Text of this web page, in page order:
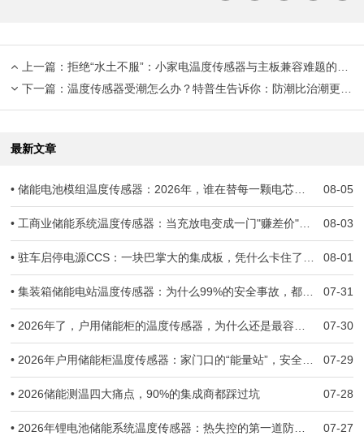
上一篇： 拒绝“水土不服”：小家电温度传感器与主板兼容难题的破局之道
下一篇： 温度传感器受潮怎么办？特普生告诉你：防潮比治潮更重要
最新文章
08-05
• 储能电池模组温度传感器：2026年，谁在替每一颗电芯守住生死线？
08-03
• 工商业储能系统温度传感器：当充放电变成一门"赚差价"的生意，温度一旦失准，亏的就是真金白银
08-01
• 驻车启停电源CCS：一块巴掌大的集成板，凭什么卡住了几十万辆车子的交付？
07-31
• 集装箱储能电站温度传感器：为什么99%的安全事故，都跟温度监测失准有关
07-30
• 2026年了，户用储能柜的温度传感器，为什么还是最容易被忽视的那一环？
07-29
• 2026年户用储能柜温度传感器：家门口的“能量站”，安全防线守住了吗？
07-28
• 2026储能测温四大痛点，90%的集成商都踩过坑
07-27
• 2026年锂电池储能系统温度传感器：热失控的第一道防线，到底守住了没有？